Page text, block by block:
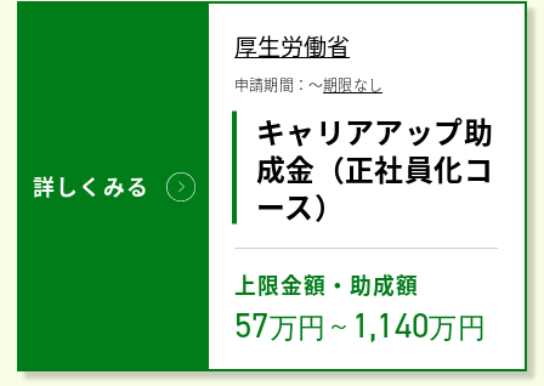
詳しくみる
厚生労働省
申請期間：〜期限なし
キャリアアップ助
成金（正社員化コ
ース）
上限金額・助成額
57万円 ～ 1,140万円